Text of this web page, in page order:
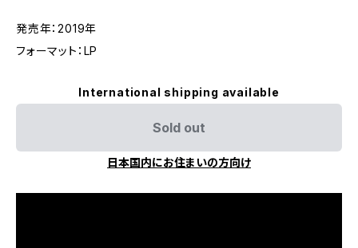
発売年：2019年
フォーマット：LP
International shipping available
Sold out
日本国内にお住まいの方向け